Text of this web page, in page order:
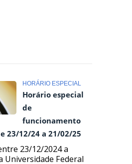
HORÁRIO ESPECIAL
Horário especial
de
funcionamento
23/12/24 a 21/02/25
23/12/2024 a
Universidade Federal